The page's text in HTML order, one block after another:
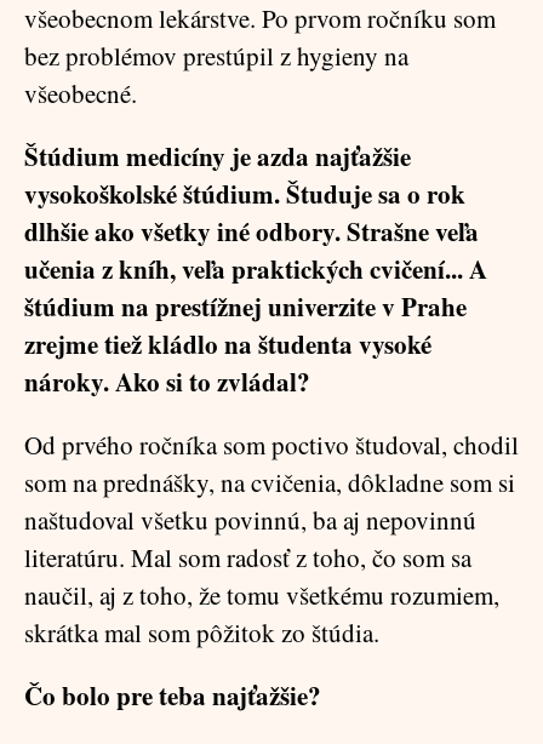
všeobecnom lekárstve. Po prvom ročníku som
bez problémov prestúpil z hygieny na
všeobecné.
Štúdium medicíny je azda najťažšie
vysokoškolské štúdium. Študuje sa o rok
dlhšie ako všetky iné odbory. Strašne veľa
učenia z kníh, veľa praktických cvičení... A
štúdium na prestížnej univerzite v Prahe
zrejme tiež kládlo na študenta vysoké
nároky. Ako si to zvládal?
Od prvého ročníka som poctivo študoval, chodil
som na prednášky, na cvičenia, dôkladne som si
naštudoval všetku povinnú, ba aj nepovinnú
literatúru. Mal som radosť z toho, čo som sa
naučil, aj z toho, že tomu všetkému rozumiem,
skrátka mal som pôžitok zo štúdia.
Čo bolo pre teba najťažšie?